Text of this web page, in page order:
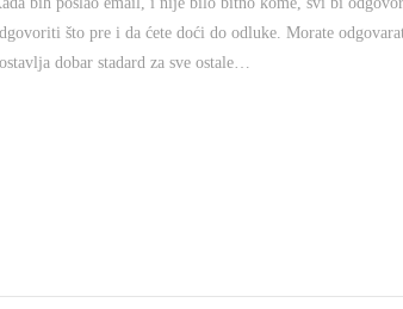
što pre i da ćete doći do odluke. Morate
dobar stadard za sve ostale…